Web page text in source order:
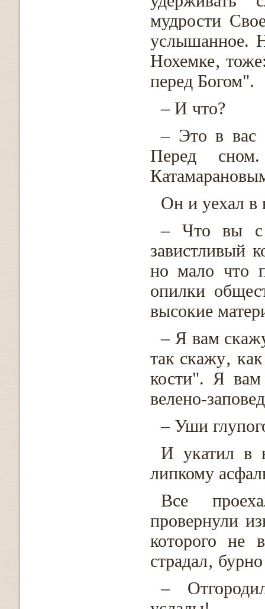
мудрости
услышанное.
Нохемке‚
перед Богом".
– И что?
– Это в вас
Перед
Он и уехал в
– Что вы с
завистливый
но мало что
опилки
высокие
– Я вам
так скажу‚
кости". Я
велено-
– Уши
И укатил в
липкому
Все
провернули
которого не
страдал‚
–